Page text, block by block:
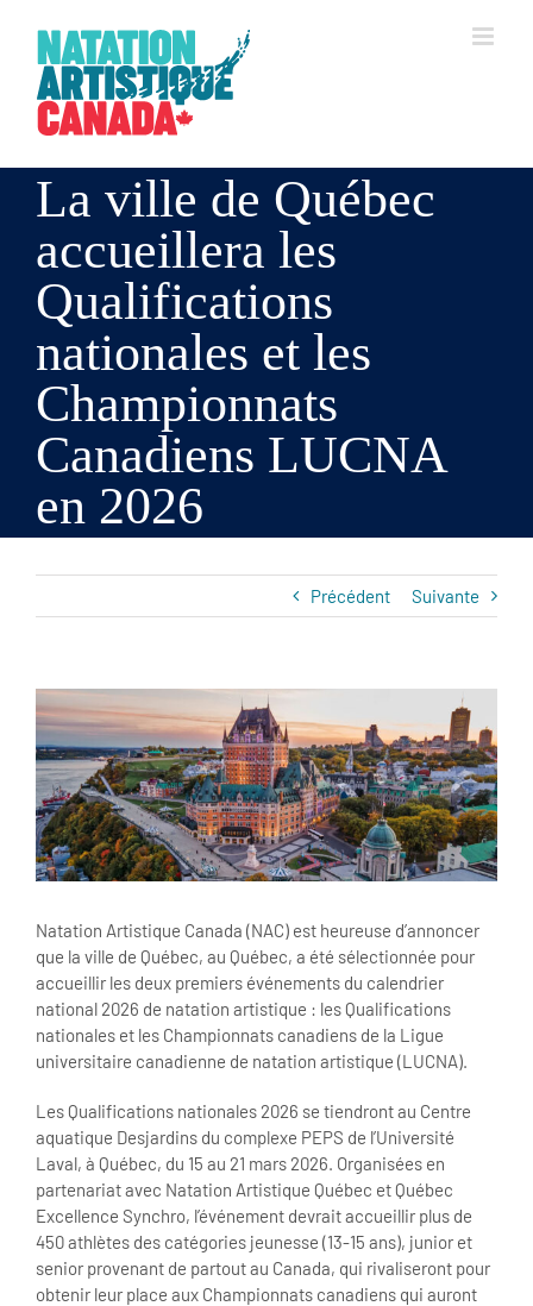
content
La ville de Québec
accueillera les
Qualifications
nationales et les
Championnats
Canadiens LUCNA
en 2026
Précédent Suivante
View
Larger
Image
Natation Artistique Canada (NAC) est heureuse d’annoncer
que la ville de Québec, au Québec, a été sélectionnée pour
accueillir les deux premiers événements du calendrier
national 2026 de natation artistique : les Qualifications
nationales et les Championnats canadiens de la Ligue
universitaire canadienne de natation artistique (LUCNA).
Les Qualifications nationales 2026 se tiendront au Centre
aquatique Desjardins du complexe PEPS de l’Université
Laval, à Québec, du 15 au 21 mars 2026. Organisées en
partenariat avec Natation Artistique Québec et Québec
Excellence Synchro, l’événement devrait accueillir plus de
450 athlètes des catégories jeunesse (13-15 ans), junior et
senior provenant de partout au Canada, qui rivaliseront pour
obtenir leur place aux Championnats canadiens qui auront